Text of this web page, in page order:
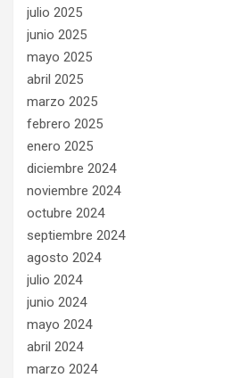
julio 2025
junio 2025
mayo 2025
abril 2025
marzo 2025
febrero 2025
enero 2025
diciembre 2024
noviembre 2024
octubre 2024
septiembre 2024
agosto 2024
julio 2024
junio 2024
mayo 2024
abril 2024
marzo 2024